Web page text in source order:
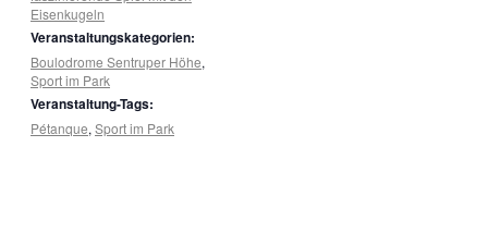
Eisenkugeln
Veranstaltungskategorien:
Boulodrome Sentruper Höhe,
Sport im Park
Veranstaltung-Tags:
Pétanque, Sport im Park